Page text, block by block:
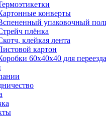
конверты
упаковочный
плёнка
клейкая лента
картон
60х40х40 для